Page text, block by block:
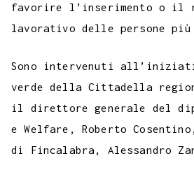
favorire l’inserimento o il
lavorativo delle persone più
Sono intervenuti
verde della Cittadella
il direttore generale del
e Welfare, Roberto
di Fincalabra, Alessandro